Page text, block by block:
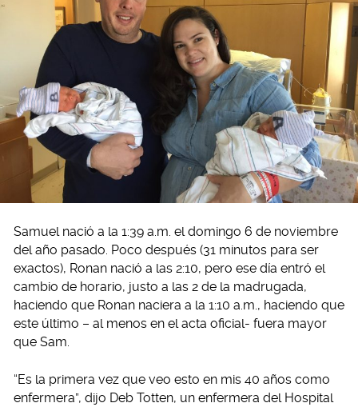
Samuel nació a la 1:39 a.m. el domingo 6 de noviembre
del año pasado. Poco después (31 minutos para ser
exactos), Ronan nació a las 2:10, pero ese día entró el
cambio de horario, justo a las 2 de la madrugada,
haciendo que Ronan naciera a la 1:10 a.m., haciendo que
este último – al menos en el acta oficial- fuera mayor
que Sam.
“Es la primera vez que veo esto en mis 40 años como
enfermera”, dijo Deb Totten, un enfermera del Hospital